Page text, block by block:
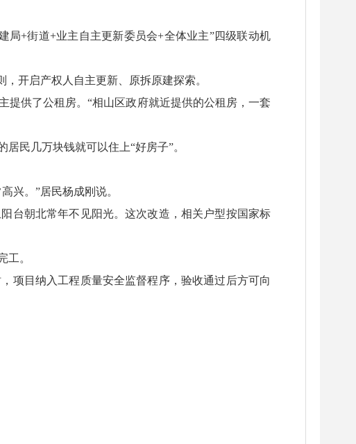
局+街道+业主自主更新委员会+全体业主”四级联动机
开启产权人自主更新、原拆原建探索。
提供了公租房。“相山区政府就近提供的公租房，一套
民几万块钱就可以住上“好房子”。
兴。”居民杨成刚说。
台朝北常年不见阳光。这次改造，相关户型按国家标
工。
项目纳入工程质量安全监督程序，验收通过后方可向